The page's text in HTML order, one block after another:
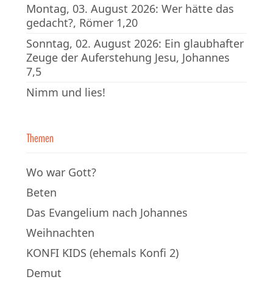
Montag, 03. August 2026: Wer hätte das
gedacht?, Römer 1,20
Sonntag, 02. August 2026: Ein glaubhafter
Zeuge der Auferstehung Jesu, Johannes
7,5
Nimm und lies!
Themen
Wo war Gott?
Beten
Das Evangelium nach Johannes
Weihnachten
KONFI KIDS (ehemals Konfi 2)
Demut